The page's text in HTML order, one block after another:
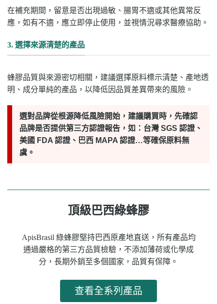
在補充期間，留意是否出現過敏、腸胃不適或其他異常反
應，如有不適，應立即停止使用，並視情況尋求醫療協助。
3. 選擇來源清楚的產品
蜂膠品質與來源密切相關，建議選擇原料標示清楚、產地透
明、成分單純的產品，以降低因品質差異帶來的風險。
選對品牌從根源降低風險開始，建議購買時，先確認
品牌是否提供第三方認證報告，如：台灣 SGS 認證、
美國 FDA 認證、巴西 MAPA 認證…等確保原料無
虞。
頂級巴西綠蜂膠
ApisBrasil 綠蜂膠堅持巴西原產地直送，所有產品均
通過嚴格的第三方品質檢驗，不添加薄荷或化學成
分，長期外銷至多個國家，品質有保障。
查看全系列產品